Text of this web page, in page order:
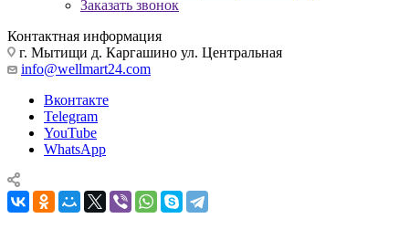
Заказать звонок
Контактная информация
г. Мытищи д. Каргашино ул. Центральная
info@wellmart24.com
Вконтакте
Telegram
YouTube
WhatsApp